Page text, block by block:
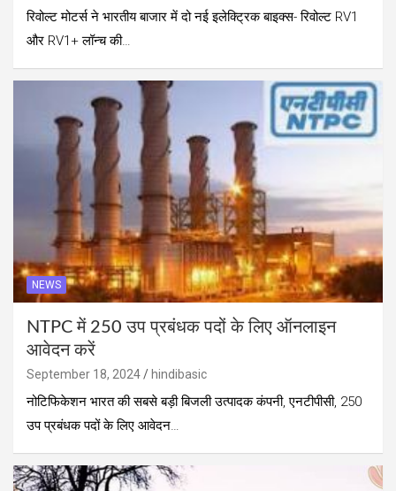
रिवोल्ट मोटर्स ने भारतीय बाजार में दो नई इलेक्ट्रिक बाइक्स- रिवोल्ट RV1
और RV1+ लॉन्च की…
NEWS
NTPC में 250 उप प्रबंधक पदों के लिए ऑनलाइन
आवेदन करें
September 18, 2024 hindibasic
नोटिफिकेशन भारत की सबसे बड़ी बिजली उत्पादक कंपनी, एनटीपीसी, 250
उप प्रबंधक पदों के लिए आवेदन…